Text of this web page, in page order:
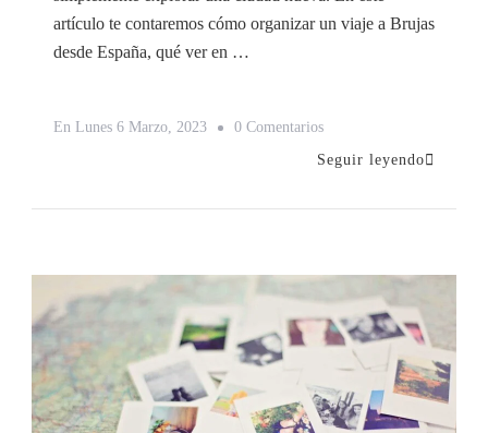
artículo te contaremos cómo organizar un viaje a Brujas
desde España, qué ver en …
En Lunes 6 Marzo, 2023 0 ComentariosEn
Descubre
Qué
Ver,
Alojarte
Seguir leyendo